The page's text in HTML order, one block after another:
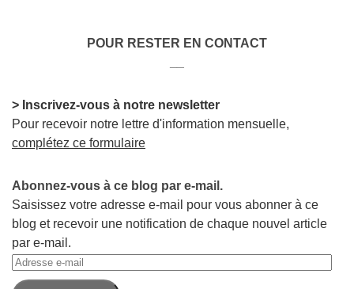
POUR RESTER EN CONTACT
> Inscrivez-vous à notre newsletter
Pour recevoir notre lettre d'information mensuelle,
complétez ce formulaire
Abonnez-vous à ce blog par e-mail.
Saisissez votre adresse e-mail pour vous abonner à ce
blog et recevoir une notification de chaque nouvel article
par e-mail.
Adresse
e-